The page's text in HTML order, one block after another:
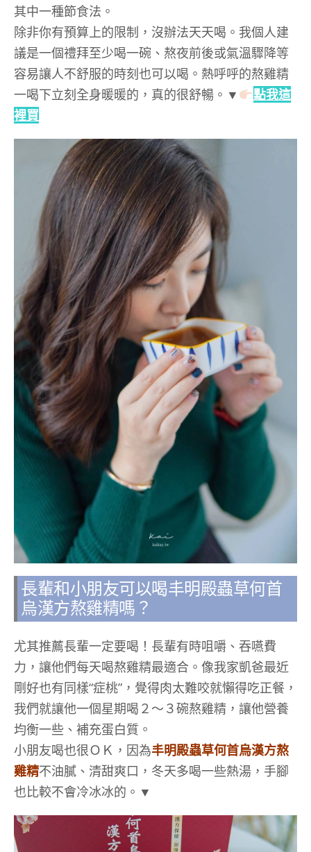
其中一種節食法。
除非你有預算上的限制，沒辦法天天喝。我個人建
議是一個禮拜至少喝一碗、熬夜前後或氣溫驟降等
容易讓人不舒服的時刻也可以喝。熱呼呼的熬雞精
一喝下立刻全身暖暖的，真的很舒暢。▼
點我這
裡買
長輩和小朋友可以喝丰明殿蟲草何首
烏漢方熬雞精嗎？
尤其推薦長輩一定要喝！長輩有時咀嚼、吞嚥費
力，讓他們每天喝熬雞精最適合。像我家凱爸最近
剛好也有同樣“症桃”，覺得肉太難咬就懶得吃正餐，
我們就讓他一個星期喝２～３碗熬雞精，讓他營養
均衡一些、補充蛋白質。
小朋友喝也很ＯＫ，因為丰明殿蟲草何首烏漢方熬
雞精不油膩、清甜爽口，冬天多喝一些熱湯，手腳
也比較不會冷冰冰的。▼